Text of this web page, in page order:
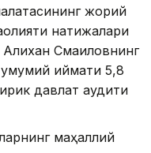
жорий
натижалари
Алихан Смаиловнинг
қиймати 5,8
давлат аудити
маҳаллий